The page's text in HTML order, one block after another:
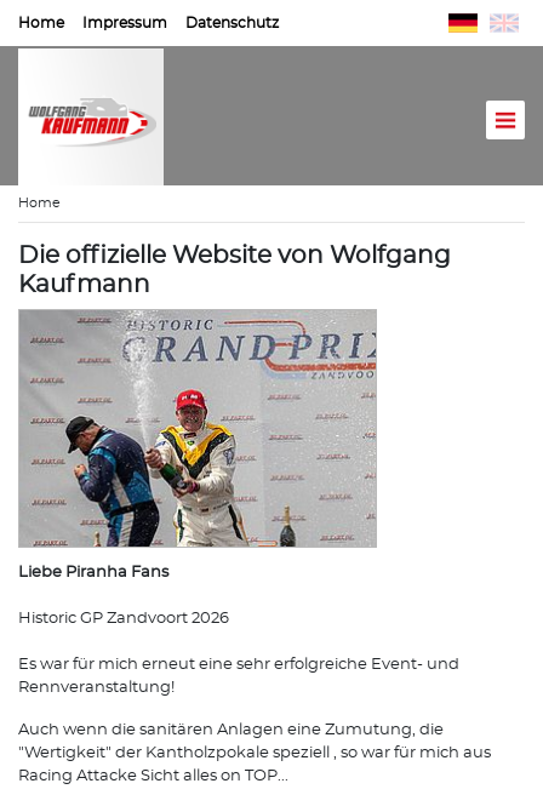
Home Impressum Datenschutz
Home
Die offizielle Website von Wolfgang
Kaufmann
Liebe Piranha Fans
Historic GP Zandvoort 2026
Es war für mich erneut eine sehr erfolgreiche Event- und
Rennveranstaltung!
Auch wenn die sanitären Anlagen eine Zumutung, die
"Wertigkeit" der Kantholzpokale speziell , so war für mich aus
Racing Attacke Sicht alles on TOP...